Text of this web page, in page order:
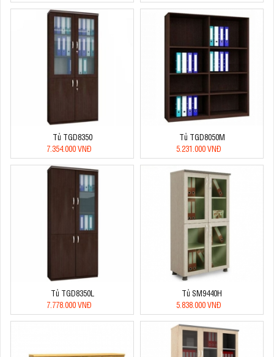
Tủ TGD8350
7.354.000 VNĐ
Tủ TGD8050M
5.231.000 VNĐ
Tủ TGD8350L
7.778.000 VNĐ
Tủ SM9440H
5.838.000 VNĐ